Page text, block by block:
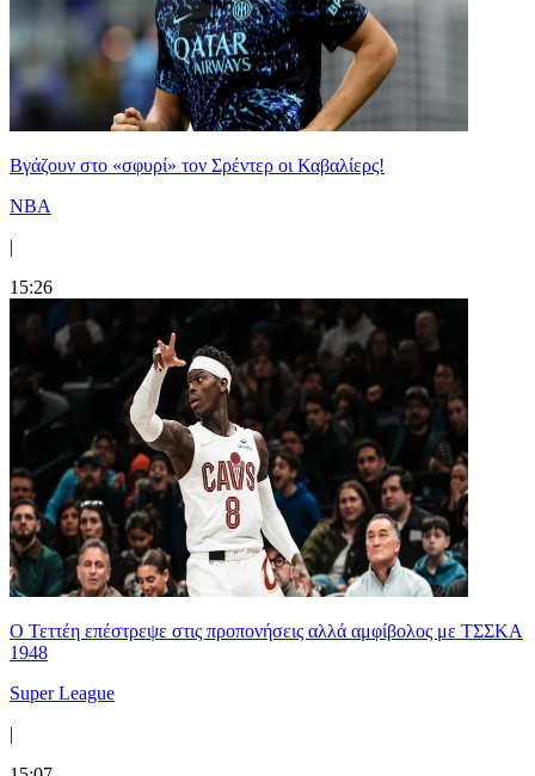
Bγάζουν στο «σφυρί» τον Σρέντερ οι Καβαλίερς!
NBA
|
15:26
Ο Τεττέη επέστρεψε στις προπονήσεις αλλά αμφίβολος με ΤΣΣΚΑ
1948
Super League
|